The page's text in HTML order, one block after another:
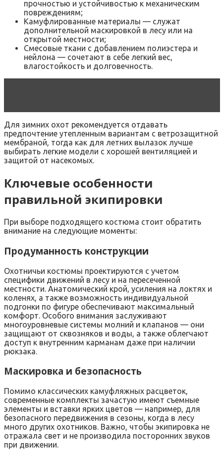
прочностью и устойчивостью к механическим
повреждениям;
Камуфлированные материалы — служат
дополнительной маскировкой в лесу или на
открытой местности;
Смесовые ткани с добавлением полиэстера и
нейлона — сочетают в себе легкий вес,
влагостойкость и долговечность.
Для зимних охот рекомендуется отдавать
предпочтение утепленным вариантам с ветрозащитной
мембраной, тогда как для летних вылазок лучше
выбирать легкие модели с хорошей вентиляцией и
защитой от насекомых.
Ключевые особенности
правильной экипировки
При выборе подходящего костюма стоит обратить
внимание на следующие моменты:
Продуманность конструкции
Охотничьи костюмы проектируются с учетом
специфики движений в лесу и на пересеченной
местности. Анатомический крой, усиления на локтях и
коленях, а также возможность индивидуальной
подгонки по фигуре обеспечивают максимальный
комфорт. Особого внимания заслуживают
многоуровневые системы молний и клапанов — они
защищают от сквозняков и воды, а также облегчают
доступ к внутренним карманам даже при наличии
рюкзака.
Маскировка и безопасность
Помимо классических камуфляжных расцветок,
современные комплекты зачастую имеют съемные
элементы и вставки ярких цветов — например, для
безопасного передвижения в сезоны, когда в лесу
много других охотников. Важно, чтобы экипировка не
отражала свет и не производила посторонних звуков
при движении.